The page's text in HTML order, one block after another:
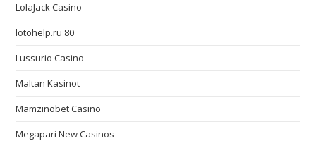
LolaJack Casino
lotohelp.ru 80
Lussurio Casino
Maltan Kasinot
Mamzinobet Casino
Megapari New Casinos